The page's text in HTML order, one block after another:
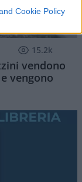
Cookie Policy
15.2k
vendono
vengono